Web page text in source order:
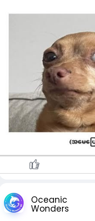
Oceanic
Wonders